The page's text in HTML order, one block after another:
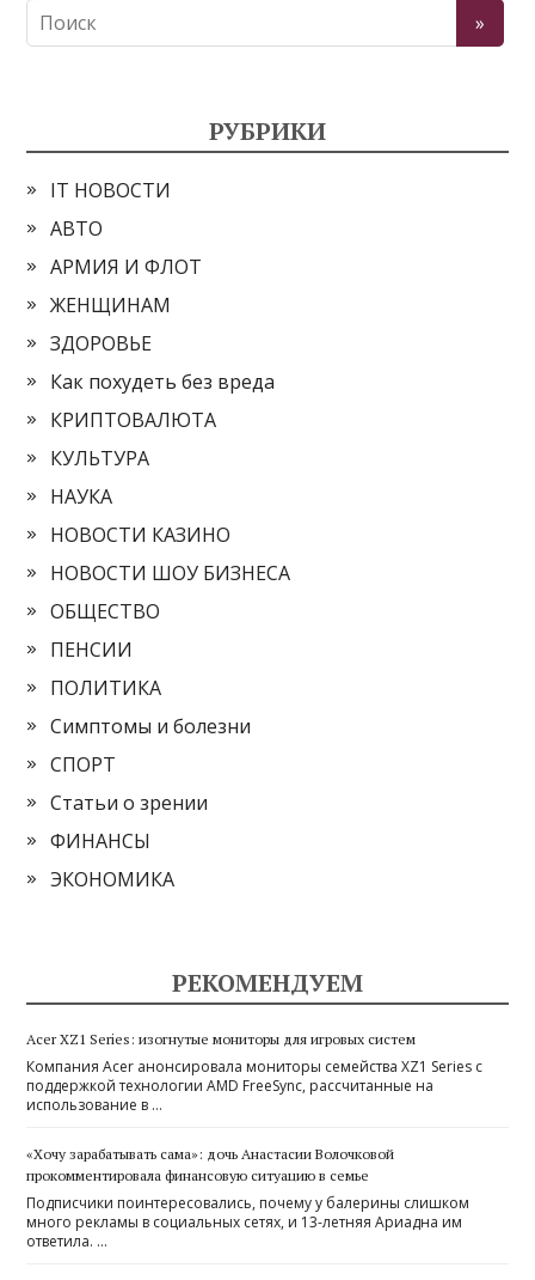
РУБРИКИ
IT НОВОСТИ
АВТО
АРМИЯ И ФЛОТ
ЖЕНЩИНАМ
ЗДОРОВЬЕ
Как похудеть без вреда
КРИПТОВАЛЮТА
КУЛЬТУРА
НАУКА
НОВОСТИ КАЗИНО
НОВОСТИ ШОУ БИЗНЕСА
ОБЩЕСТВО
ПЕНСИИ
ПОЛИТИКА
Симптомы и болезни
СПОРТ
Статьи о зрении
ФИНАНСЫ
ЭКОНОМИКА
РЕКОМЕНДУЕМ
Acer XZ1 Series: изогнутые мониторы для игровых систем
Компания Acer анонсировала мониторы семейства XZ1 Series с
поддержкой технологии AMD FreeSync, рассчитанные на
использование в …
«Хочу зарабатывать сама»: дочь Анастасии Волочковой
прокомментировала финансовую ситуацию в семье
Подписчики поинтересовались, почему у балерины слишком
много рекламы в социальных сетях, и 13-летняя Ариадна им
ответила. …